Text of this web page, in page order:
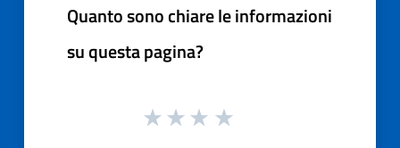
Quanto sono chiare le informazioni
su questa pagina?